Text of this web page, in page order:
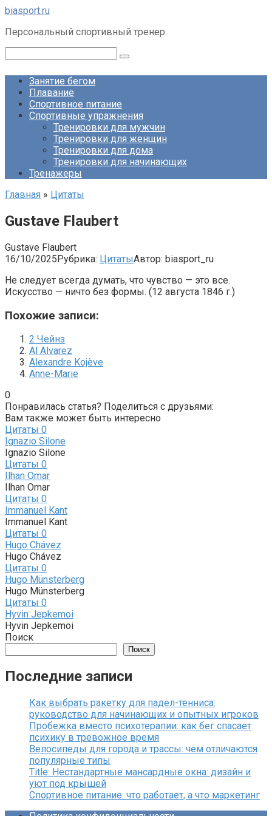
Перейти
контенту
biasport.ru
Персональный спортивный тренер
Занятие бегом
Плавание
Спортивное питание
Спортивные упражнения
Тренировки для мужчин
Тренировки для женщин
Тренировки для дома
Тренировки для начинающих
Тренажеры
Главная » Цитаты
Gustave Flaubert
Gustave Flaubert
16/10/2025Рубрика: ЦитатыАвтор: biasport_ru
Не следует всегда думать, что чувство — это все.
Искусство — ничто без формы. (12 августа 1846 г.)
Похожие записи:
2 Чейнз
Al Alvarez
Alexandre Kojève
Anne-Marie
0
Понравилась статья? Поделиться с друзьями:
Вам также может быть интересно
Цитаты 0
Ignazio Silone
Ignazio Silone
Цитаты 0
Ilhan Omar
Ilhan Omar
Цитаты 0
Immanuel Kant
Immanuel Kant
Цитаты 0
Hugo Chávez
Hugo Chávez
Цитаты 0
Hugo Münsterberg
Hugo Münsterberg
Цитаты 0
Hyvin Jepkemoi
Hyvin Jepkemoi
Поиск
Поиск
Последние записи
Как выбрать ракетку для падел-тенниса:
руководство для начинающих и опытных игроков
Пробежка вместо психотерапии: как бег спасает
психику в тревожное время
Велосипеды для города и трассы: чем отличаются
популярные типы
Title: Нестандартные мансардные окна: дизайн и
уют под крышей
Спортивное питание: что работает, а что маркетинг